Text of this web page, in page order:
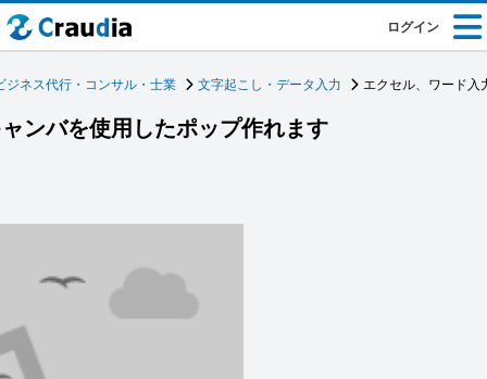
ログイン
ジネス代行・コンサル・士業 文字起こし・データ入力 エクセル、ワード入
ンバを使用したポップ作れます